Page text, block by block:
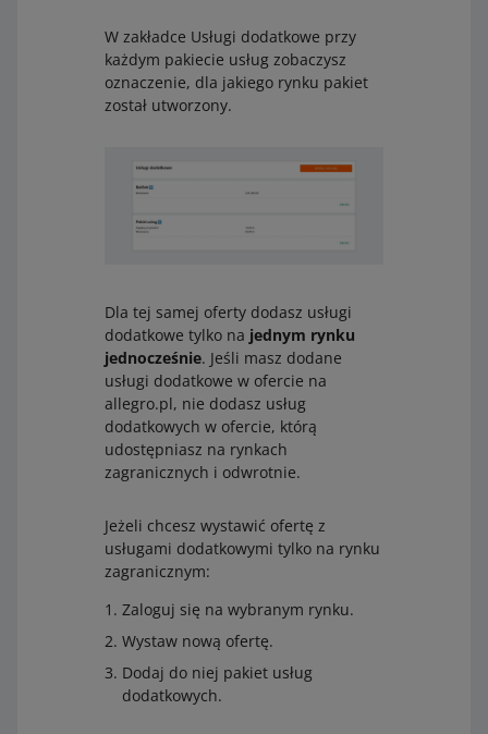
W zakładce Usługi dodatkowe przy
każdym pakiecie usług zobaczysz
oznaczenie, dla jakiego rynku pakiet
został utworzony.
Dla tej samej oferty dodasz usługi
dodatkowe tylko na jednym rynku
jednocześnie. Jeśli masz dodane
usługi dodatkowe w ofercie na
allegro.pl, nie dodasz usług
dodatkowych w ofercie, którą
udostępniasz na rynkach
zagranicznych i odwrotnie.
Jeżeli chcesz wystawić ofertę z
usługami dodatkowymi tylko na rynku
zagranicznym:
Zaloguj się na wybranym rynku.
Wystaw nową ofertę.
Dodaj do niej pakiet usług
dodatkowych.